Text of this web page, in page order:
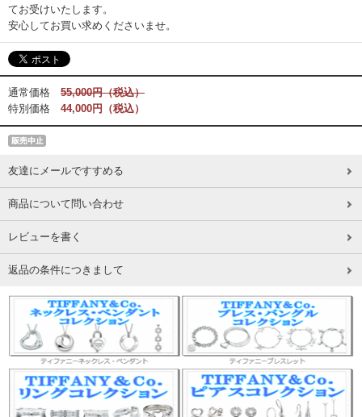
てお受けいたします。
安心してお買い求めくださいませ。
通常価格
55,000円（税込）
特別価格
44,000円（税込）
友達にメールですすめる
商品について問い合わせ
レビューを書く
返品の条件につきまして